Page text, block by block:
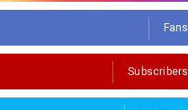
Fans
Subscribers